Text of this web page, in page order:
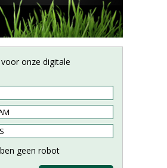
onze digitale